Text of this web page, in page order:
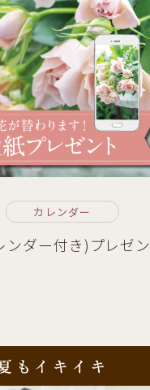
カレンダー
ンダー付き)プレゼン